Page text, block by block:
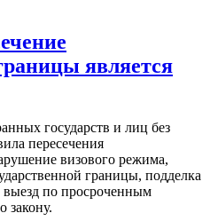
является
государств и лиц без
пересечения
визового режима,
границы, подделка
выезд по просроченным
закону.